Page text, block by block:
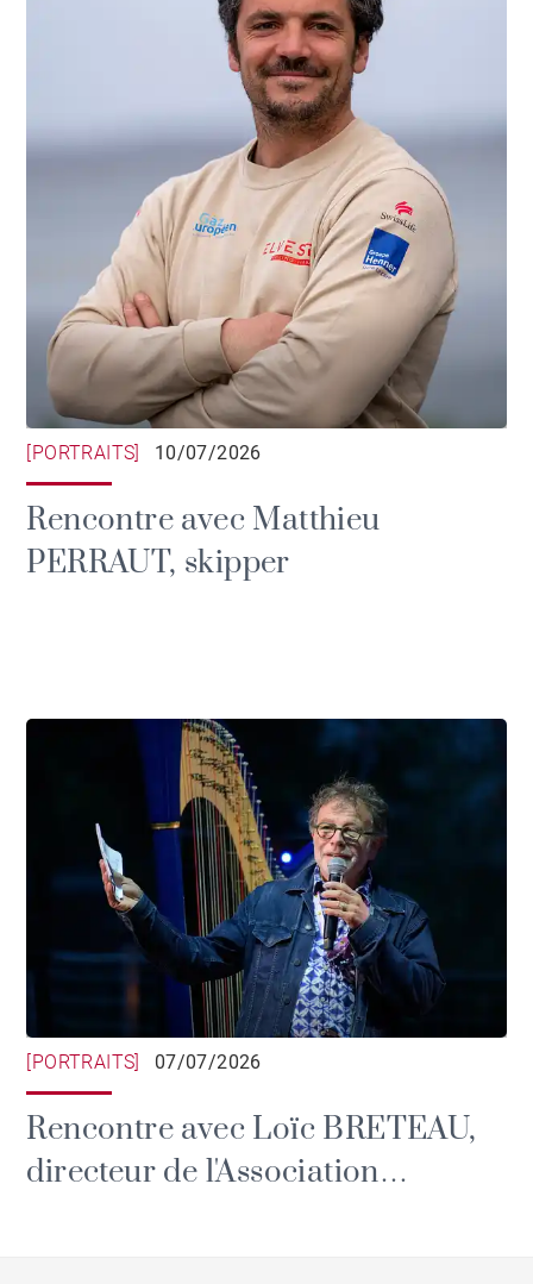
[PORTRAITS] 10/07/2026
Rencontre avec Matthieu
PERRAUT, skipper
[PORTRAITS] 07/07/2026
Rencontre avec Loïc BRETEAU,
directeur de l'Association